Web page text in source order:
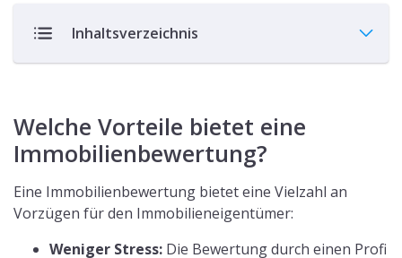
Inhaltsverzeichnis
Welche Vorteile bietet eine
Immobilienbewertung?
Eine Immobilienbewertung bietet eine Vielzahl an
Vorzügen für den Immobilieneigentümer:
Weniger Stress: Die Bewertung durch einen Profi